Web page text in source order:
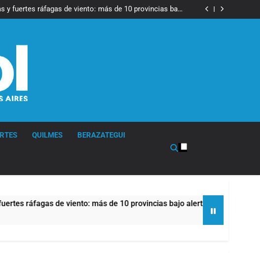
protesta contra la reforma de la Ley de Tierras
y fuertes ráfagas de viento: más de 10 provincias bajo
alerta meteorológica
el proyecto sobre propiedad privada con foco en los
el proyecto sobre propiedad privada con foco en los
QUILMES BERAZATEGUI
de viento: más de 10 provincias bajo alerta meteorológica